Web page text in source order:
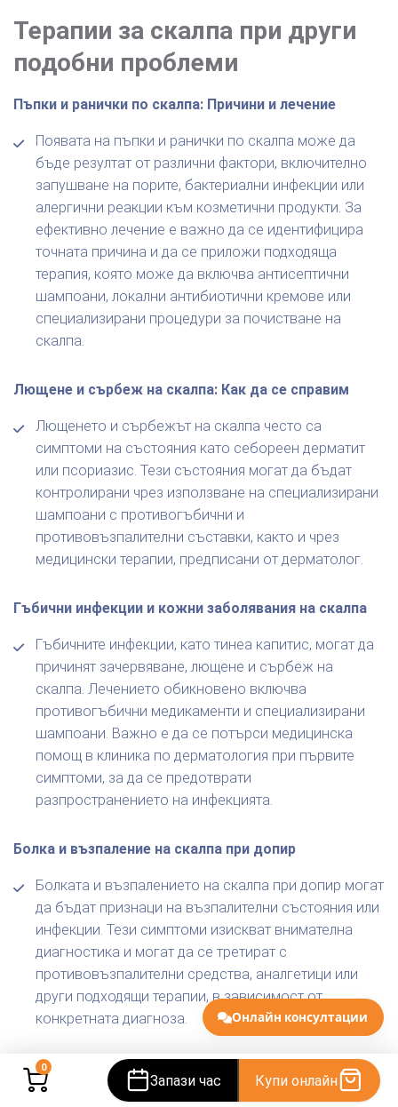
0
Запази час Купи онлайн
Терапии за скалпа при други
подобни проблеми
Пъпки и ранички по скалпа: Причини и лечение
Появата на пъпки и ранички по скалпа може да
бъде резултат от различни фактори, включително
запушване на порите, бактериални инфекции или
алергични реакции към козметични продукти. За
ефективно лечение е важно да се идентифицира
точната причина и да се приложи подходяща
терапия, която може да включва антисептични
шампоани, локални антибиотични кремове или
специализирани процедури за почистване на
скалпа.​
Лющене и сърбеж на скалпа: Как да се справим
Лющенето и сърбежът на скалпа често са
симптоми на състояния като себореен дерматит
или псориазис. Тези състояния могат да бъдат
контролирани чрез използване на специализирани
шампоани с противогъбични и
противовъзпалителни съставки, както и чрез
медицински терапии, предписани от дерматолог.​
Гъбични инфекции и кожни заболявания на скалпа
Гъбичните инфекции, като тинеа капитис, могат да
причинят зачервяване, лющене и сърбеж на
скалпа. Лечението обикновено включва
противогъбични медикаменти и специализирани
шампоани. Важно е да се потърси медицинска
помощ в клиника по дерматология при първите
симптоми, за да се предотврати
разпространението на инфекцията.​
Болка и възпаление на скалпа при допир
Болката и възпалението на скалпа при допир могат
да бъдат признаци на възпалителни състояния или
инфекции. Тези симптоми изискват внимателна
диагностика и могат да се третират с
противовъзпалителни средства, аналгетици или
други подходящи терапии, в зависимост от
конкретната диагноза.
Често задавани въпроси за проблеми със
скалпа и терапии
Онлайн консултации